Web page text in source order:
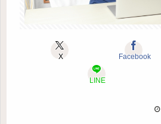
X Facebook
LINE